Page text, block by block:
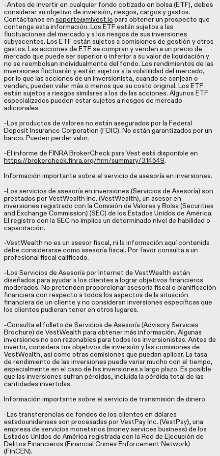
-Antes de invertir en cualquier fondo cotizado en bolsa (ETF), debes
considerar su objetivo de inversión, riesgos, cargos y gastos.
Contáctanos en soporte@mivest.io para obtener un prospecto que
contenga esta información. Los ETF están sujetos a las
fluctuaciones del mercado y a los riesgos de sus inversiones
subyacentes. Los ETF están sujetos a comisiones de gestión y otros
gastos. Las acciones de ETF se compran y venden a un precio de
mercado que puede ser superior o inferior a su valor de liquidación y
no se reembolsan individualmente del fondo. Los rendimientos de las
inversiones fluctuarán y están sujetos a la volatilidad del mercado,
por lo que las acciones de un inversionista, cuando se canjean o
venden, pueden valer más o menos que su costo original. Los ETF
están sujetos a riesgos similares a los de las acciones. Algunos ETF
especializados pueden estar sujetos a riesgos de mercado
adicionales.
-Los productos de valores no están asegurados por la Federal
Deposit Insurance Corporation (FDIC). No están garantizados por un
banco. Pueden perder valor.
-El informe de FINRA BrokerCheck para Vest está disponible en
https://brokercheck.finra.org/firm/summary/314549.
Información importante sobre el servicio de asesoría en inversiones.
-Los servicios de asesoría en inversiones (Servicios de Asesoría) son
prestados por VestWealth Inc. (VestWealth), un asesor en
inversiones registrado con la Comisión de Valores y Bolsa (Securities
and Exchange Commission) (SEC) de los Estados Unidos de América.
El registro con la SEC no implica un determinado nivel de habilidad o
capacitación.
-VestWealth no es un asesor fiscal, ni la información aquí contenida
debe considerarse como asesoría fiscal. Por favor consulta a un
profesional fiscal calificado.
-Los Servicios de Asesoría por Internet de VestWealth están
diseñados para ayudar a los clientes a lograr objetivos financieros
moderados. No pretenden proporcionar asesoría fiscal o planificación
financiera con respecto a todos los aspectos de la situación
financiera de un cliente y no consideran inversiones específicas que
los clientes pudieran tener en otros lugares.
-Consulta el folleto de Servicios de Asesoría (Advisory Services
Brochure) de VestWealth para obtener más información. Algunas
inversiones no son razonables para todos los inversionistas. Antes de
invertir, considera tus objetivos de inversión y las comisiones de
VestWealth, así como otras comisiones que puedan aplicar. La tasa
de rendimiento de las inversiones puede variar mucho con el tiempo,
especialmente en el caso de las inversiones a largo plazo. Es posible
que las inversiones sufran pérdidas, incluida la pérdida total de las
cantidades invertidas.
Información importante sobre el servicio de transmisión de dinero.
-Las transferencias de fondos de los clientes en dólares
estadounidenses son procesadas por VestPay Inc. (VestPay), una
empresa de servicios monetarios (money services business) de los
Estados Unidos de América registrada con la Red de Ejecución de
Delitos Financieros (Financial Crimes Enforcement Network)
(FinCEN).